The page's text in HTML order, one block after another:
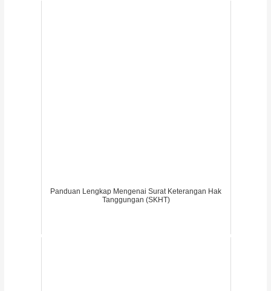
Panduan Lengkap Mengenai Surat Keterangan Hak
Tanggungan (SKHT)